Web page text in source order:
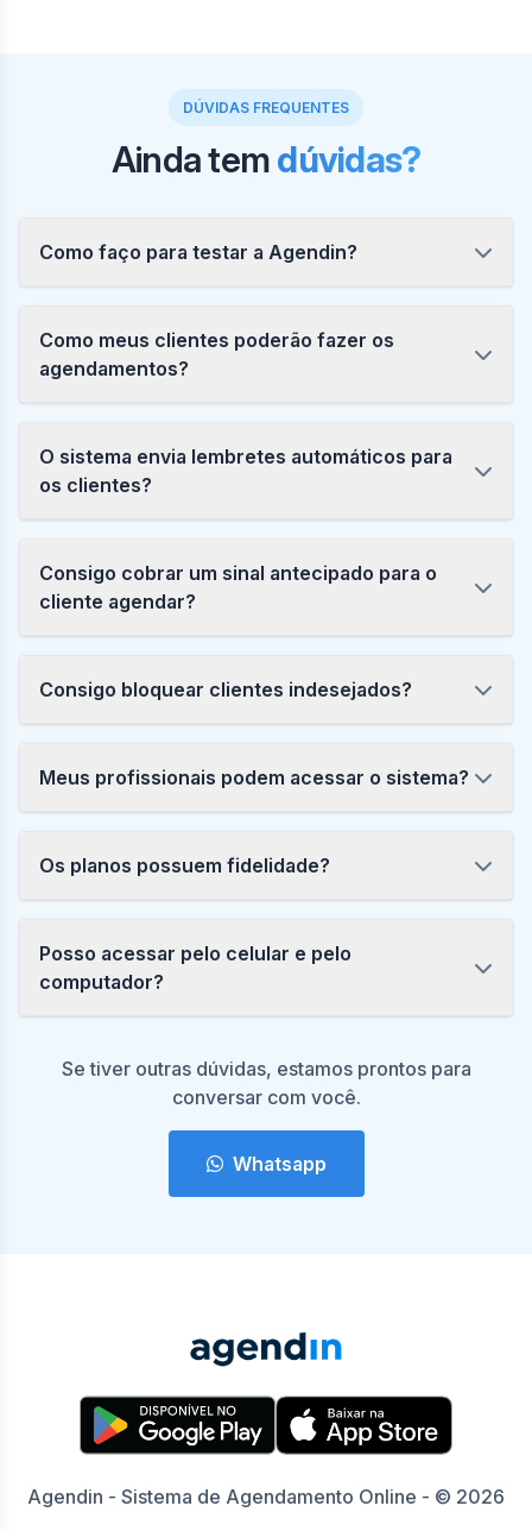
DÚVIDAS FREQUENTES
Ainda temdúvidas?
Como faço para testar a Agendin?
Como meus clientes poderão fazer os
agendamentos?
O sistema envia lembretes automáticos para
os clientes?
Consigo cobrar um sinal antecipado para o
cliente agendar?
Consigo bloquear clientes indesejados?
Meus profissionais podem acessar o sistema?
Os planos possuem fidelidade?
Posso acessar pelo celular e pelo
computador?
Se tiver outras dúvidas, estamos prontos para
conversar com você.
Whatsapp
Agendin - Sistema de Agendamento Online - © 2026